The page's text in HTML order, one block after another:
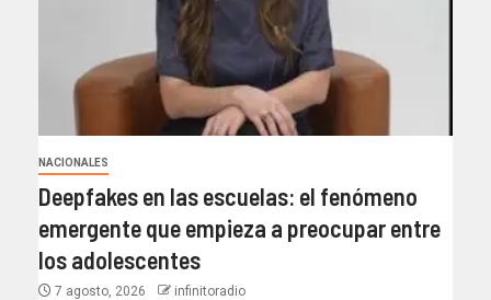
NACIONALES
Deepfakes en las escuelas: el fenómeno
emergente que empieza a preocupar entre
los adolescentes
7 agosto, 2026 infinitoradio